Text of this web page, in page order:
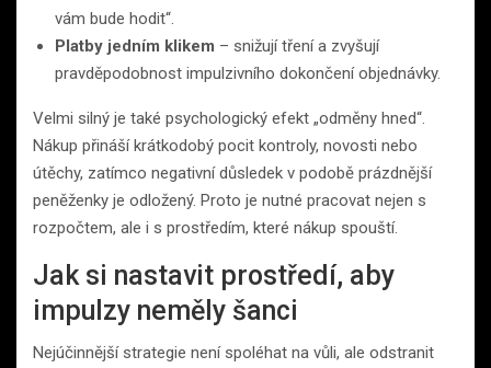
vám bude hodit“.
Platby jedním klikem – snižují tření a zvyšují
pravděpodobnost impulzivního dokončení objednávky.
Velmi silný je také psychologický efekt „odměny hned“.
Nákup přináší krátkodobý pocit kontroly, novosti nebo
útěchy, zatímco negativní důsledek v podobě prázdnější
peněženky je odložený. Proto je nutné pracovat nejen s
rozpočtem, ale i s prostředím, které nákup spouští.
Jak si nastavit prostředí, aby
impulzy neměly šanci
Nejúčinnější strategie není spoléhat na vůli, ale odstranit